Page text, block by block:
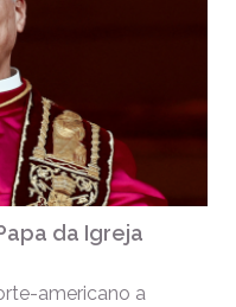
da Igreja
americano a